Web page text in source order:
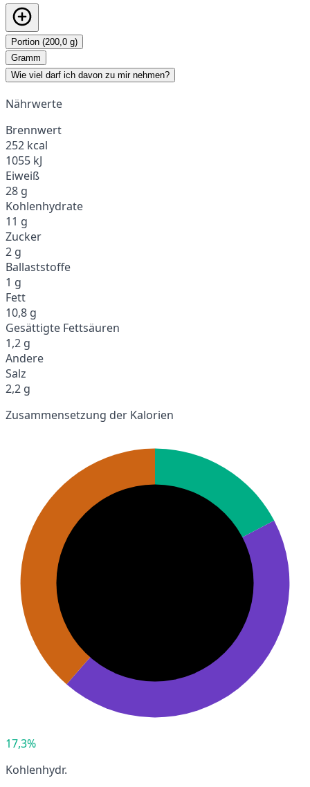
Portion (200,0 g)
Gramm
Wie viel darf ich davon zu mir nehmen?
Nährwerte
Brennwert
252 kcal
1055 kJ
Eiweiß
28 g
Kohlenhydrate
11 g
Zucker
2 g
Ballaststoffe
1 g
Fett
10,8 g
Gesättigte Fettsäuren
1,2 g
Andere
Salz
2,2 g
Zusammensetzung der Kalorien
17,3%
Kohlenhydr.